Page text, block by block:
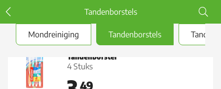
Tandenborstels
Mondreiniging Tandenborstels
Colgate Triple Action Medium
Tandenborstel
4 Stuks
49